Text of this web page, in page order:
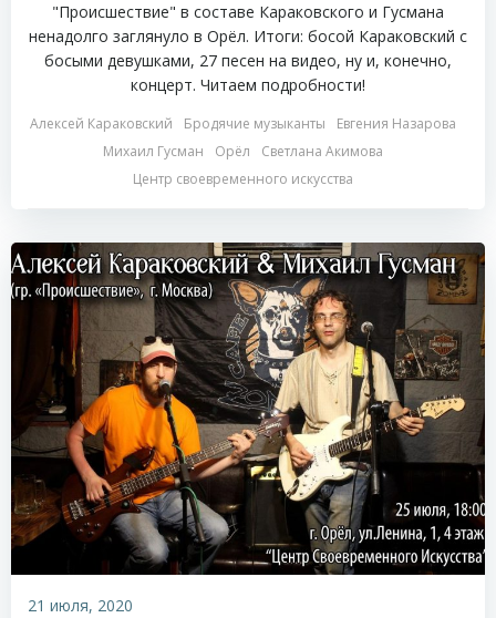
"Происшествие" в составе Караковского и Гусмана
ненадолго заглянуло в Орёл. Итоги: босой Караковский с
босыми девушками, 27 песен на видео, ну и, конечно,
концерт. Читаем подробности!
Алексей Караковский Бродячие музыканты
Евгения Назарова
Михаил Гусман
Орёл
Светлана Акимова
Центр своевременного искусства
21 июля, 2020